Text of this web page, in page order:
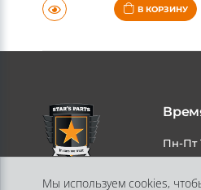
Мы используем cookies,
В КОРЗИНУ
Пн-Пт